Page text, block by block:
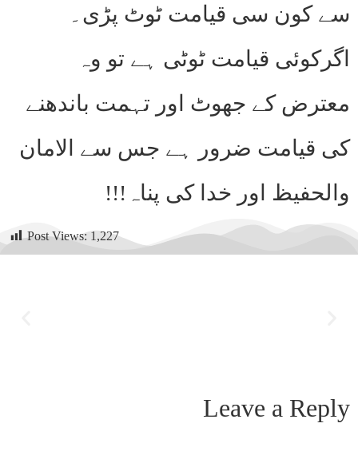
سے کون سی قیامت ٹوٹ پڑی۔
اگرکوئی قیامت ٹوٹی ہے تو وہ
معترض کے جھوٹ اور تہمت باندھنے
کی قیامت ضرور ہے جس سے الامان
والحفیظ اور خدا کی پناہ!!!
Post Views: 1,227
Leave a Reply